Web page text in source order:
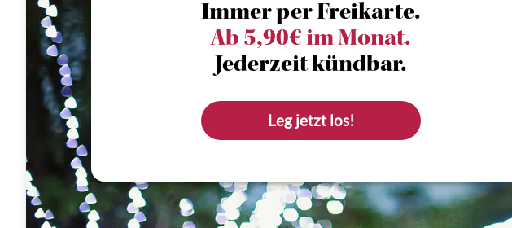
Immer per Freikarte.
Ab 5,90€ im Monat.
Jederzeit kündbar.
Leg jetzt los!